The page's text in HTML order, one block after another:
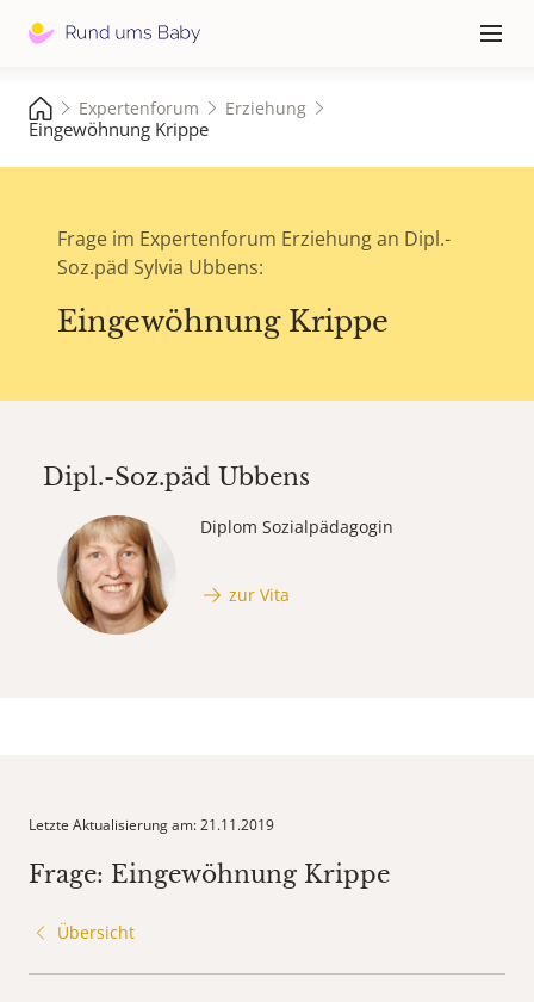
≡
Expertenforum Erziehung
Eingewöhnung Krippe
Frage im Expertenforum Erziehung an Dipl.-
Soz.päd Sylvia Ubbens:
Eingewöhnung Krippe
Dipl.-Soz.päd Ubbens
Diplom Sozialpädagogin
zur Vita
Letzte Aktualisierung am: 21.11.2019
Frage: Eingewöhnung Krippe
Übersicht